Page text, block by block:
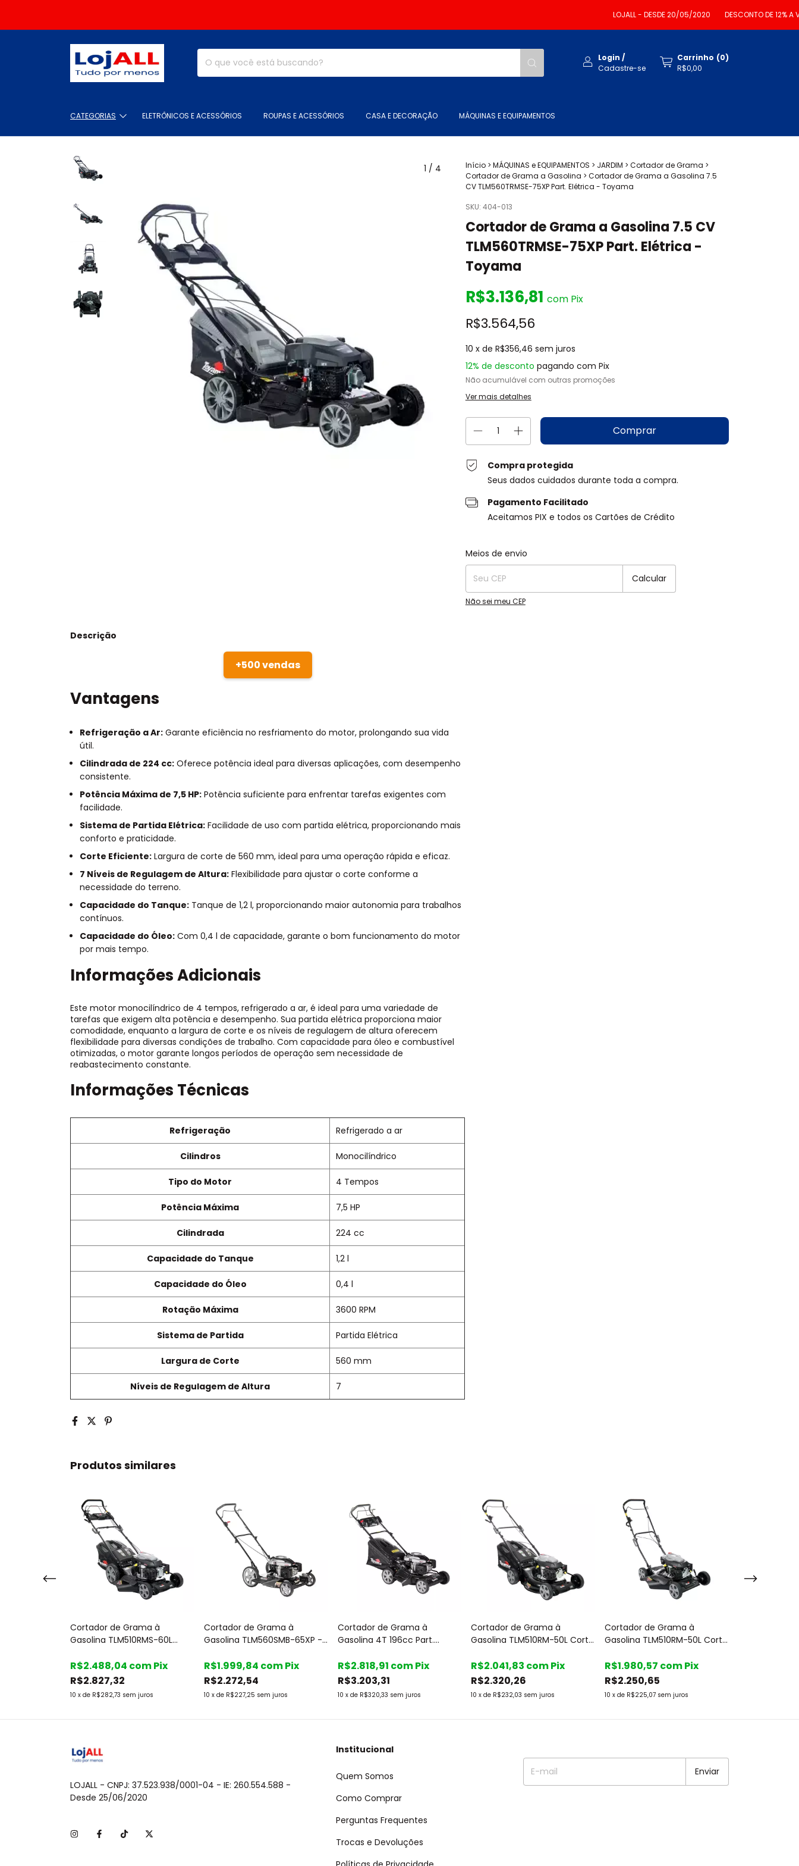
LOJALL - DESDE 20/05/2020 DESCONTO DE 12% A VISTA
Login /
Cadastre-se
Carrinho (0)
R$0,00
CATEGORIAS ELETRÔNICOS E ACESSÓRIOS ROUPAS E ACESSÓRIOS CASA E DECORAÇÃO MÁQUINAS E EQUIPAMENTOS
1 / 4 Início > MÁQUINAS e EQUIPAMENTOS > JARDIM > Cortador de Grama >
Cortador de Grama a Gasolina > Cortador de Grama a Gasolina 7.5
CV TLM560TRMSE-75XP Part. Elétrica - Toyama
SKU: 404-013
Cortador de Grama a Gasolina 7.5 CV
TLM560TRMSE-75XP Part. Elétrica -
Toyama
R$3.136,81 com Pix
R$3.564,56
10 x de R$356,46 sem juros
12% de desconto pagando com Pix
Não acumulável com outras promoções
Ver mais detalhes
Compra protegida
Seus dados cuidados durante toda a compra.
Pagamento Facilitado
Aceitamos PIX e todos os Cartões de Crédito
Entregas para o CEP:
Meios de envio
Calcular
Não sei meu CEP
Descrição
+500 vendas
Vantagens
Refrigeração a Ar: Garante eficiência no resfriamento do motor, prolongando sua vida
útil.
Cilindrada de 224 cc: Oferece potência ideal para diversas aplicações, com desempenho
consistente.
Potência Máxima de 7,5 HP: Potência suficiente para enfrentar tarefas exigentes com
facilidade.
Sistema de Partida Elétrica: Facilidade de uso com partida elétrica, proporcionando mais
conforto e praticidade.
Corte Eficiente: Largura de corte de 560 mm, ideal para uma operação rápida e eficaz.
7 Níveis de Regulagem de Altura: Flexibilidade para ajustar o corte conforme a
necessidade do terreno.
Capacidade do Tanque: Tanque de 1,2 l, proporcionando maior autonomia para trabalhos
contínuos.
Capacidade do Óleo: Com 0,4 l de capacidade, garante o bom funcionamento do motor
por mais tempo.
Informações Adicionais
Este motor monocilíndrico de 4 tempos, refrigerado a ar, é ideal para uma variedade de
tarefas que exigem alta potência e desempenho. Sua partida elétrica proporciona maior
comodidade, enquanto a largura de corte e os níveis de regulagem de altura oferecem
flexibilidade para diversas condições de trabalho. Com capacidade para óleo e combustível
otimizadas, o motor garante longos períodos de operação sem necessidade de
reabastecimento constante.
Informações Técnicas
Refrigeração Refrigerado a ar
Cilindros Monocilíndrico
Tipo do Motor 4 Tempos
Potência Máxima 7,5 HP
Cilindrada 224 cc
Capacidade do Tanque 1,2 l
Capacidade do Óleo 0,4 l
Rotação Máxima 3600 RPM
Sistema de Partida Partida Elétrica
Largura de Corte 560 mm
Níveis de Regulagem de Altura 7
Produtos similares
Cortador de Grama à
Gasolina TLM510RMS-60L
R$2.827,32
10 x de R$282,73 sem juros
R$2.488,04 comPix
Cortador de Grama à
Gasolina TLM560SMB-65XP -
R$2.272,54
10 x de R$227,25 sem juros
R$1.999,84 comPix
Cortador de Grama à
Gasolina 4T 196cc Part.
Toyama
R$3.203,31
10 x de R$320,33 sem juros
R$2.818,91 comPix
Cortador de Grama à
Gasolina TLM510RM-50L Corte
R$2.320,26
10 xde R$232,03 sem juros
R$2.041,83 comPix
Cortador de Grama à
Gasolina TLM510RM-50L Corte
R$2.250,65
10 xde R$225,07 sem juros
R$1.980,57 comPix
LOJALL - CNPJ: 37.523.938/0001-04 - IE: 260.554.588 -
Desde 25/06/2020
Institucional
Quem Somos
Como Comprar
Perguntas Frequentes
Trocas e Devoluções